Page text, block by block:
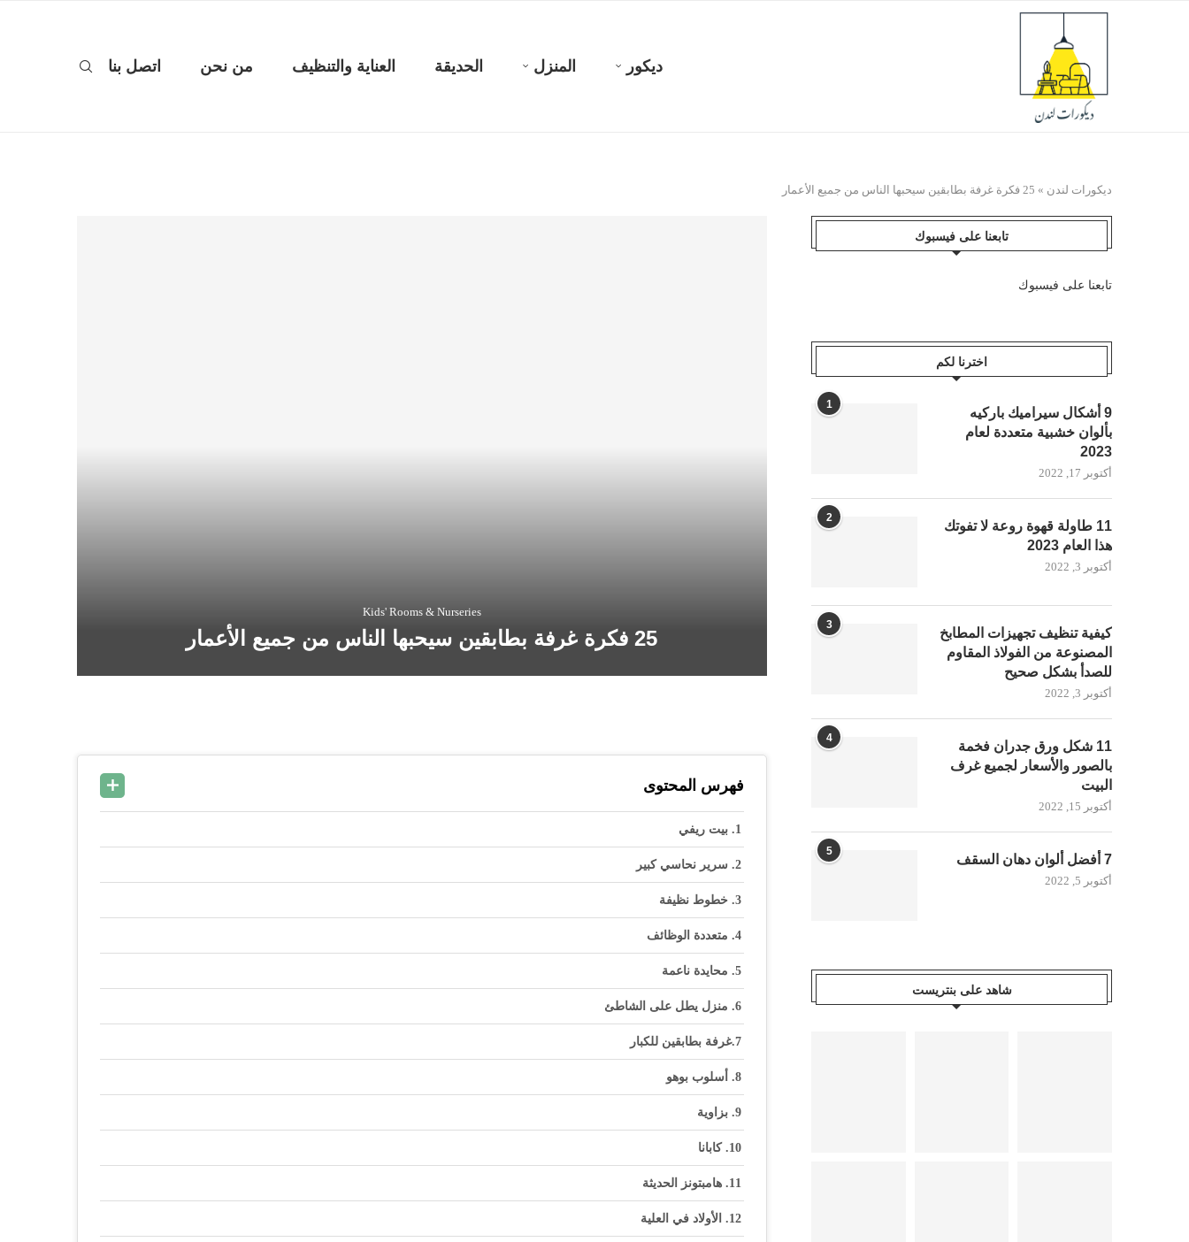
ديكور المنزل الحديقة العناية والتنظيف من نحن اتصل بنا
ديكورات لندن » 25 فكرة غرفة بطابقين سيحبها الناس من جميع الأعمار
Kids' Rooms & Nurseries
25 فكرة غرفة بطابقين سيحبها الناس من جميع الأعمار
فهرس المحتوى
بيت ريفي
سرير نحاسي كبير
خطوط نظيفة
متعددة الوظائف
محايدة ناعمة
منزل يطل على الشاطئ
غرفة بطابقين للكبار
أسلوب بوهو
بزاوية
كابانا
هامبتونز الحديثة
الأولاد في العلية
تابعنا على فيسبوك
تابعنا على فيسبوك
اخترنا لكم
1
9 أشكال سيراميك باركيه
بألوان خشبية متعددة لعام
2023
أكتوبر 17, 2022
2
11 طاولة قهوة روعة لا تفوتك
هذا العام 2023
أكتوبر 3, 2022
3
كيفية تنظيف تجهيزات المطابخ
المصنوعة من الفولاذ المقاوم
للصدأ بشكل صحيح
أكتوبر 3, 2022
4
11 شكل ورق جدران فخمة
بالصور والأسعار لجميع غرف
البيت
أكتوبر 15, 2022
5
7 أفضل ألوان دهان السقف
أكتوبر 5, 2022
شاهد على بنتريست